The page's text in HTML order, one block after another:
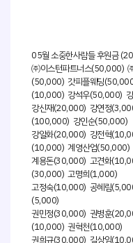
05월 소중한사람들 후원금
㈜이스턴파트너스(50,000)
(50,000) 갓피플웨딩
(10,000) 강석우(50,000)
강신재(20,000) 강연정
(100,000) 강인순(50,000)
강일화(20,000) 강전혁
(10,000) 계영산업(50,000)
계용돈(30,000) 고견화
(30,000) 고명희(1,000)
고정숙(10,000) 공혜림
(5,000)
권민정(30,000) 권병훈
(10,000) 권혁천(10,000)
권희규(30,000) 길상임